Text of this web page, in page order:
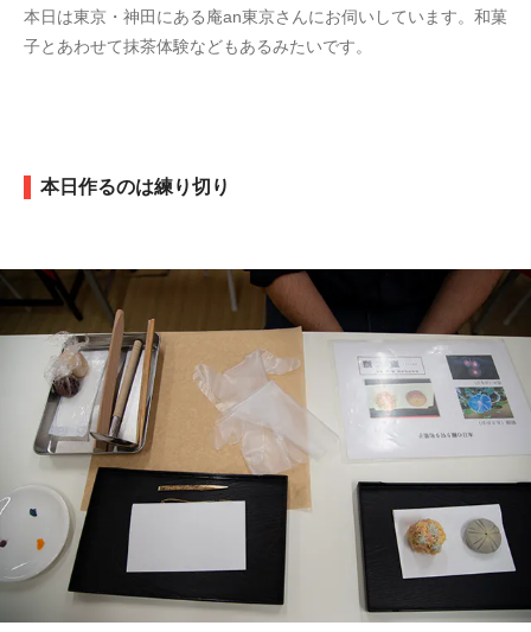
本日は東京・神田にある庵an東京さんにお伺いしています。和菓
子とあわせて抹茶体験などもあるみたいです。
本日作るのは練り切り